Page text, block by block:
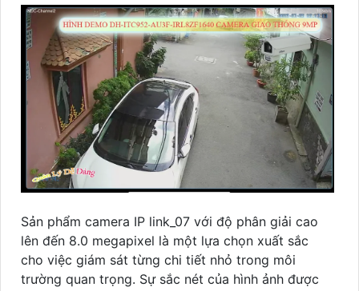
Sản phẩm camera IP link_07 với độ phân giải cao
lên đến 8.0 megapixel là một lựa chọn xuất sắc
cho việc giám sát từng chi tiết nhỏ trong môi
trường quan trọng. Sự sắc nét của hình ảnh được